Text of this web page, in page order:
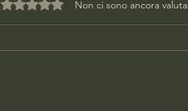
Valutazione 0 stelle su 5.
Non ci sono ancora